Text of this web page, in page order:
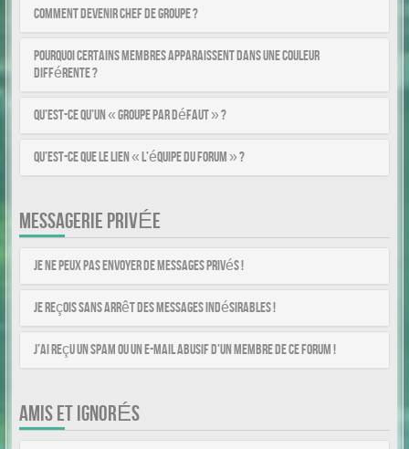
Comment devenir chef de groupe ?
Pourquoi certains membres apparaissent dans une couleur
différente ?
Qu’est-ce qu’un « Groupe par défaut » ?
Qu’est-ce que le lien « L’équipe du forum » ?
MESSAGERIE PRIVÉE
Je ne peux pas envoyer de messages privés !
Je reçois sans arrêt des messages indésirables !
J’ai reçu un spam ou un e-mail abusif d’un membre de ce forum !
AMIS ET IGNORÉS